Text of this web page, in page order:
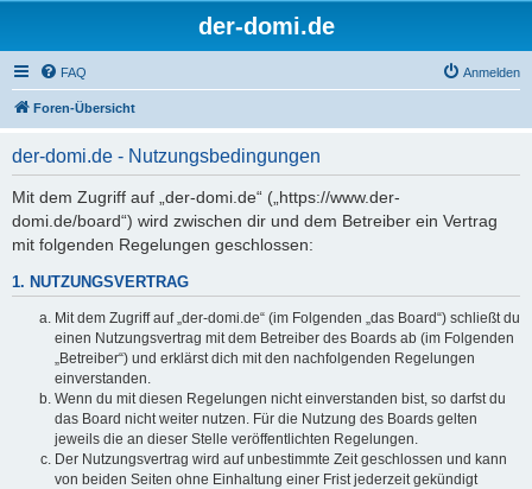
der-domi.de
FAQ Anmelden
Foren-Übersicht
der-domi.de - Nutzungsbedingungen
Mit dem Zugriff auf „der-domi.de“ („https://www.der-
domi.de/board“) wird zwischen dir und dem Betreiber ein Vertrag
mit folgenden Regelungen geschlossen:
1. NUTZUNGSVERTRAG
Mit dem Zugriff auf „der-domi.de“ (im Folgenden „das Board“) schließt du
einen Nutzungsvertrag mit dem Betreiber des Boards ab (im Folgenden
„Betreiber“) und erklärst dich mit den nachfolgenden Regelungen
einverstanden.
Wenn du mit diesen Regelungen nicht einverstanden bist, so darfst du
das Board nicht weiter nutzen. Für die Nutzung des Boards gelten
jeweils die an dieser Stelle veröffentlichten Regelungen.
Der Nutzungsvertrag wird auf unbestimmte Zeit geschlossen und kann
von beiden Seiten ohne Einhaltung einer Frist jederzeit gekündigt